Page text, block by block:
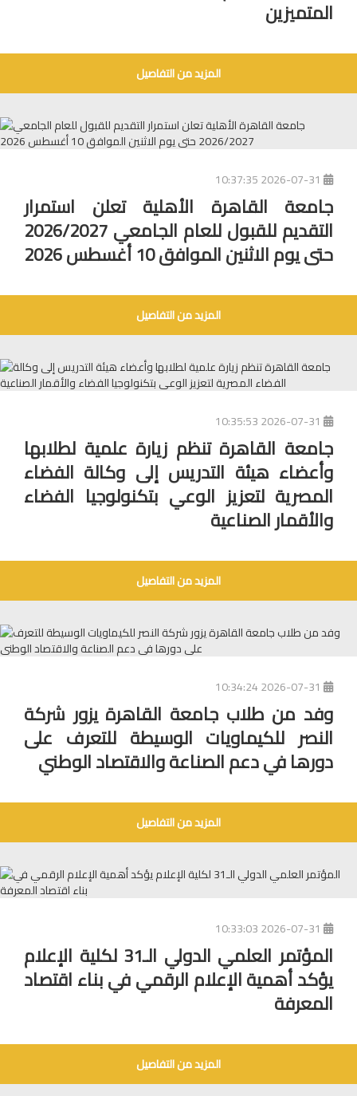
المتميزين
المزيد من التفاصيل
جامعة القاهرة الأهلية تعلن استمرار
التقديم للقبول للعام الجامعي 2026/2027
حتى يوم الاثنين الموافق 10 أغسطس 2026
المزيد من التفاصيل
جامعة القاهرة تنظم زيارة علمية لطلابها
وأعضاء هيئة التدريس إلى وكالة الفضاء
المصرية لتعزيز الوعي بتكنولوجيا الفضاء
والأقمار الصناعية
المزيد من التفاصيل
وفد من طلاب جامعة القاهرة يزور شركة
النصر للكيماويات الوسيطة للتعرف على
دورها في دعم الصناعة والاقتصاد الوطني
المزيد من التفاصيل
المؤتمر العلمي الدولي الـ31 لكلية الإعلام
يؤكد أهمية الإعلام الرقمي في بناء اقتصاد
المعرفة
المزيد من التفاصيل